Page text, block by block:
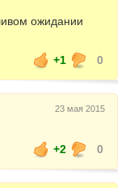
ожидании
+1
0
23 мая 2015
+2
0